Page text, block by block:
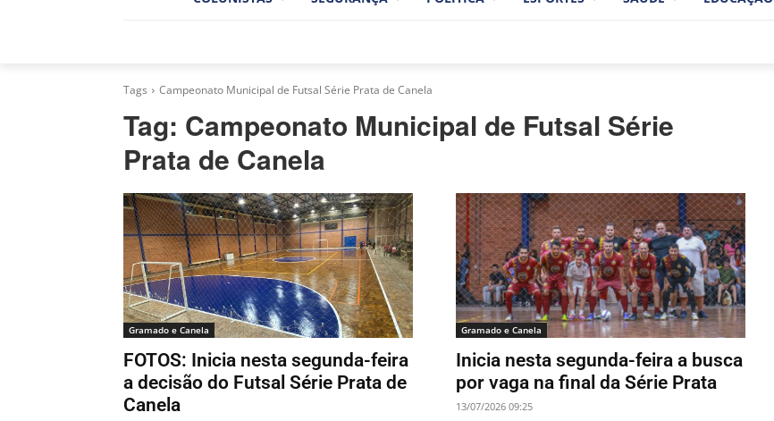
Tags Campeonato Municipal de Futsal Série Prata de Canela
Tag: Campeonato Municipal de Futsal Série
Prata de Canela
Gramado e Canela
FOTOS: Inicia nesta segunda-feira
a decisão do Futsal Série Prata de
Canela
Gramado e Canela
Inicia nesta segunda-feira a busca
por vaga na final da Série Prata
13/07/2026 09:25